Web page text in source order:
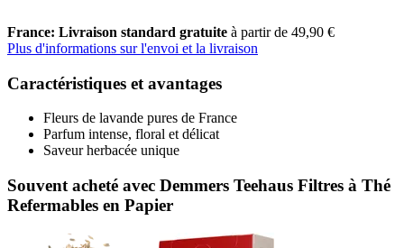
France: Livraison standard gratuite à partir de 49,90 €
Plus d'informations sur l'envoi et la livraison
Caractéristiques et avantages
Fleurs de lavande pures de France
Parfum intense, floral et délicat
Saveur herbacée unique
Souvent acheté avec Demmers Teehaus Filtres à Thé
Refermables en Papier